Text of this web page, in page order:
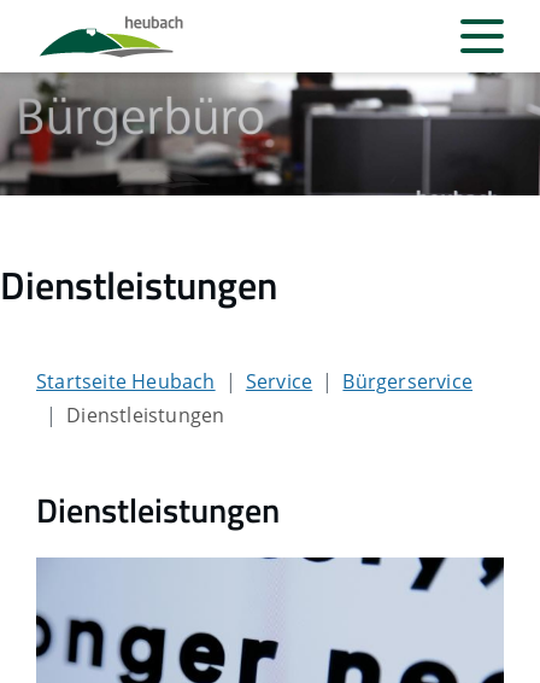
Dienstleistungen
Startseite Heubach Service
Bürgerservice
Dienstleistungen
Dienstleistungen